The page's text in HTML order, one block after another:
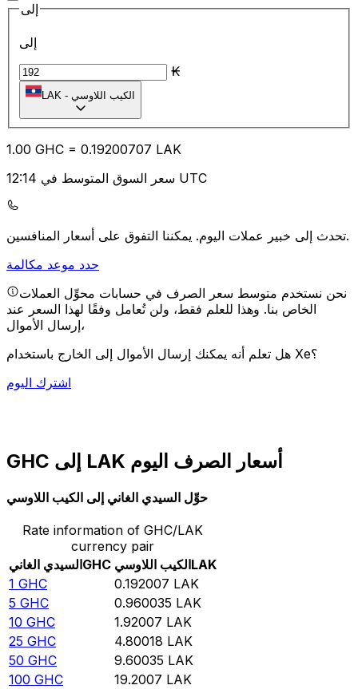
إلى
إلى
₭
LAK - الكيب اللاوسي
1.00 GHC = 0.19200707 LAK
سعر السوق المتوسط في 12:14 UTC
تحدث إلى خبير عملات اليوم.يمكننا التفوق على أسعار المنافسين.
حدد موعد مكالمة
نحن نستخدم متوسط سعر الصرف في حسابات محوِّل العملات
الخاص بنا. وهذا للعلم فقط، ولن تُعامل وفقًا لهذا السعر عند
إرسال الأموال،
هل تعلم أنه يمكنك إرسال الأموال إلى الخارج باستخدام Xe؟
اشترك اليوم
GHC إلى LAK أسعار الصرف اليوم
حوِّل السيدي الغاني إلى الكيب اللاوسي
Rate information of GHC/LAK
currency pair
السيدي الغانيGHC الكيب اللاوسيLAK
1 GHC 0.192007 LAK
5 GHC 0.960035 LAK
10 GHC 1.92007 LAK
25 GHC 4.80018 LAK
50 GHC 9.60035 LAK
100 GHC 19.2007 LAK